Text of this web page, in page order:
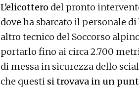
L'elicottero del pronto
dove ha sbarcato il personale
altro tecnico del Soccorso
portarlo fino ai circa 2.700
di messa in sicurezza dello
che questi si trovava in un